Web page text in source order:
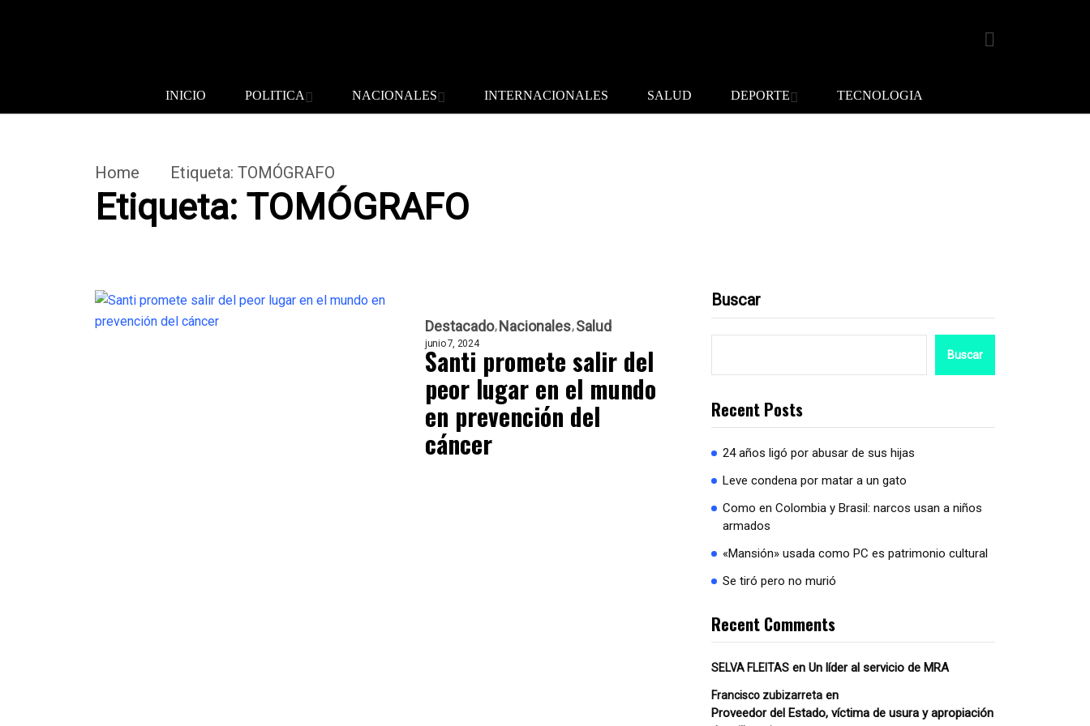
INICIO POLITICA NACIONALES INTERNACIONALES SALUD DEPORTE TECNOLOGIA
Home Etiqueta: TOMÓGRAFO
Etiqueta: TOMÓGRAFO
Destacado Nacionales Salud
junio 7, 2024
Santi promete salir del
peor lugar en el mundo
en prevención del
cáncer
Buscar
Buscar
Recent Posts
24 años ligó por abusar de sus hijas
Leve condena por matar a un gato
Como en Colombia y Brasil: narcos usan a niños
armados
«Mansión» usada como PC es patrimonio cultural
Se tiró pero no murió
Recent Comments
SELVA FLEITAS en Un líder al servicio de MRA
Francisco zubizarreta en
Proveedor del Estado, víctima de usura y apropiación